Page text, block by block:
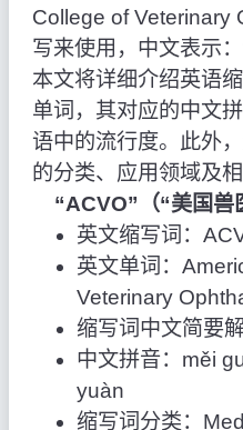
College of Veterinary
写来使用，中文表示：
本文将详细介绍英语
单词，其对应的中文
语中的流行度。此外
的分类、应用领域及
“ACVO”（“美国兽
英文缩写词：
英文单词：
Veterinary
缩写词中文简要
中文拼音：měi
yuàn
缩写词分类：